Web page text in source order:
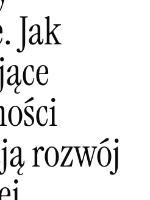
Jak
rozwój